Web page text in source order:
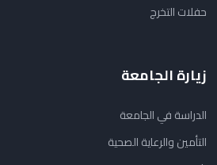
حفلات التخرج
زيارة الجامعة
الدراسة في الجامعة
التأمين والرعاية الصحية